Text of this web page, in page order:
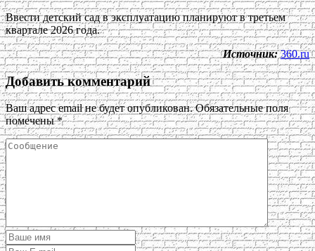
Ввести детский сад в эксплуатацию планируют в третьем
квартале 2026 года.
Источник: 360.ru
Добавить комментарий
Ваш адрес email не будет опубликован. Обязательные поля
помечены*